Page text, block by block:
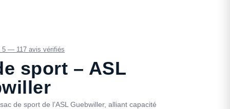
5 — 117 avis vérifiés
sport – ASL
de sport de l’ASL Guebwiller, alliant capacité